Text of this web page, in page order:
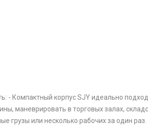
- Компактный корпус SJY идеально
маневрировать в торговых залах,
грузы или несколько рабочих за один